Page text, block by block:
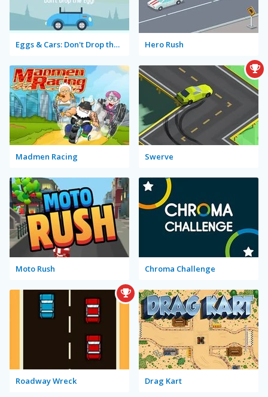
Eggs & Cars: Don't Drop the Egg! Hero Rush
Madmen Racing Swerve
Moto Rush Chroma Challenge
Roadway Wreck Drag Kart